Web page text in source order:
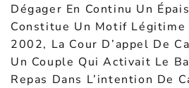
Dégager En Continu Un
Constitue Un Motif Légitime
2002, La Cour D’appel De
Un Couple Qui Activait Le
Repas Dans L’intention De